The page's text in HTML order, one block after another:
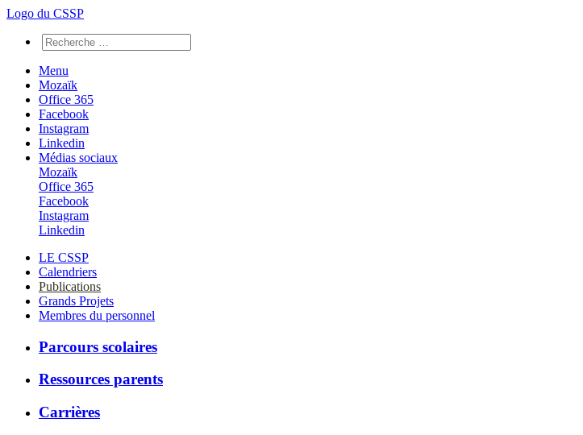
Logo du CSSP
Menu
Mozaïk
Office 365
Facebook
Instagram
Linkedin
Médias sociaux
Mozaïk
Office 365
Facebook
Instagram
Linkedin
LE CSSP
Calendriers
Publications
Grands Projets
Membres du personnel
Parcours scolaires
Ressources parents
Carrières